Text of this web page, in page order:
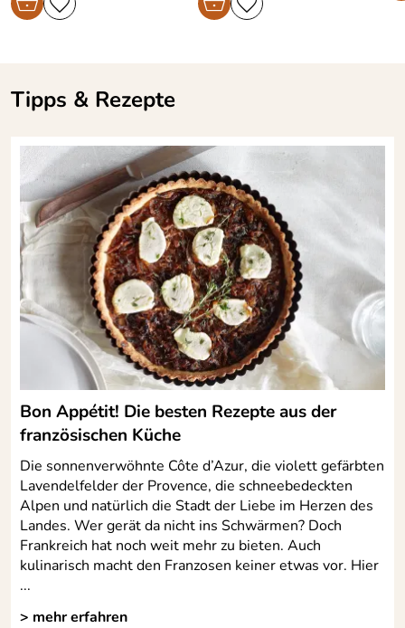
Tipps & Rezepte
Bon Appétit! Die besten Rezepte aus der
französischen Küche
Die sonnenverwöhnte Côte d’Azur, die violett gefärbten
Lavendelfelder der Provence, die schneebedeckten
Alpen und natürlich die Stadt der Liebe im Herzen des
Landes. Wer gerät da nicht ins Schwärmen? Doch
Frankreich hat noch weit mehr zu bieten. Auch
kulinarisch macht den Franzosen keiner etwas vor. Hier
...
> mehr erfahren